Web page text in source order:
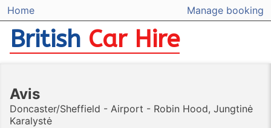
Home Manage booking
British Car Hire
Avis
Doncaster/Sheffield - Airport - Robin Hood, Jungtinė
Karalystė